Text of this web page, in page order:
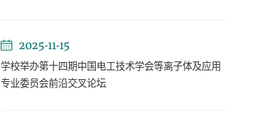
2025-11-15
学校举办第十四期中国电工技术学会等离子体及应用
专业委员会前沿交叉论坛